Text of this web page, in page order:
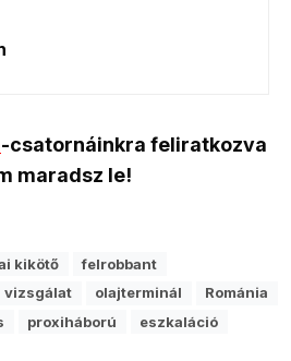
-csatornáinkra feliratkozva
maradsz le!
kikötő
felrobbant
vizsgálat olajterminál
Románia
proxiháború eszkaláció